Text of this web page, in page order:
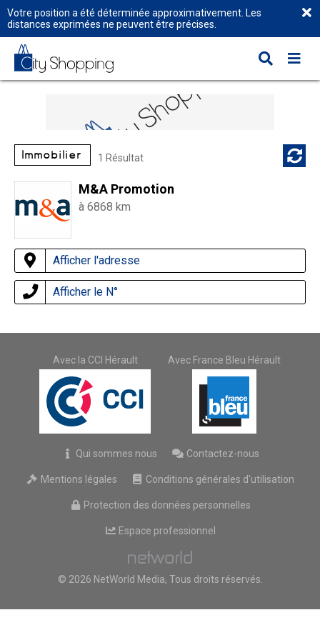
Votre position a été déterminée approximativement. Les
distances exprimées ne peuvent être précises.
Immobilier 1 Résultat
M&A Promotion
à 6868 km
Afficher l'adresse
Afficher le N°
Avec la CCI Hérault Avec France Bleu Hérault
Qui sommes nous Contactez-nous
Mentions légales Conditions générales d'utilisation
Protection des données personnelles
Espace professionnel
© 2026 NetWorld Media, Tous droits réservés.